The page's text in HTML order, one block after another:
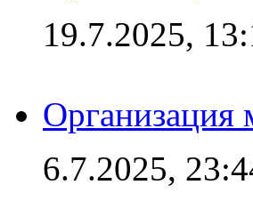
19.7.2025,
Организация
6.7.2025,